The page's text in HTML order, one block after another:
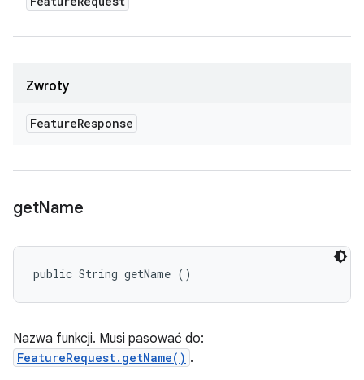
Zwroty
FeatureResponse
getName
public String getName ()
Nazwa funkcji. Musi pasować do:
FeatureRequest.getName() .